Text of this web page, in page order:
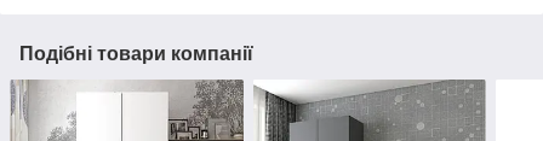
Подібні товари компанії